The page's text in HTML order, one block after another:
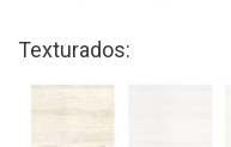
Texturados: